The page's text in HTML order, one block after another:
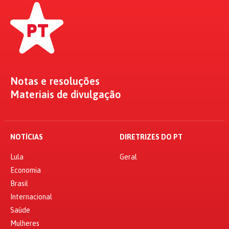
Notas e resoluções
Materiais de divulgação
NOTÍCIAS
Lula
Economia
Brasil
Internacional
Saúde
Mulheres
DIRETRIZES DO PT
Geral